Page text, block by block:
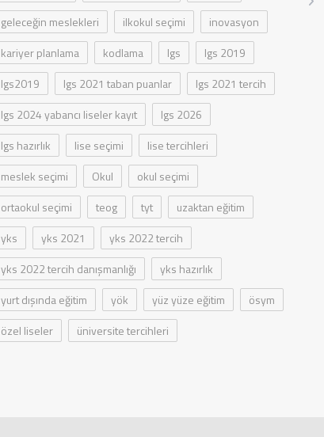
geleceğin meslekleri
ilkokul seçimi
inovasyon
kariyer planlama
kodlama lgs
lgs 2019
lgs2019
lgs 2021 taban puanlar
lgs 2021 tercih
lgs 2024 yabancı liseler kayıt
lgs 2026
lgs hazırlık
lise seçimi
lise tercihleri
meslek seçimi
Okul
okul seçimi
ortaokul seçimi
teog tyt
uzaktan eğitim
yks
yks 2021
yks 2022 tercih
yks 2022 tercih danışmanlığı
yks hazırlık
yurt dışında eğitim
yök yüz yüze eğitim
ösym
özel liseler
üniversite tercihleri